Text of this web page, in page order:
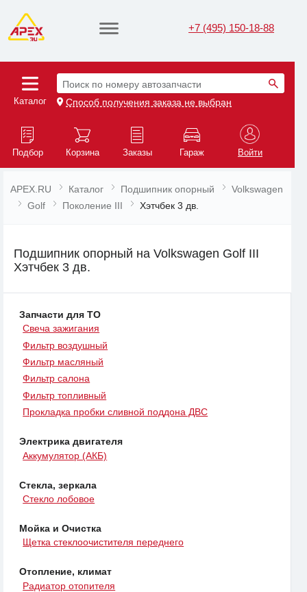
+7 (495) 150-18-88
Каталог
Поиск по номеру автозапчасти
Способ получения заказа не выбран
Подбор Корзина Заказы Гараж Войти
APEX.RU Каталог Подшипник опорный
Volkswagen
Golf
Поколение III Хэтчбек 3 дв.
Подшипник опорный на Volkswagen Golf III
Хэтчбек 3 дв.
Запчасти для ТО
Свеча зажигания
Фильтр воздушный
Фильтр масляный
Фильтр салона
Фильтр топливный
Прокладка пробки сливной поддона ДВС
Электрика двигателя
Аккумулятор (АКБ)
Стекла, зеркала
Стекло лобовое
Мойка и Очистка
Щетка стеклоочистителя переднего
Отопление, климат
Радиатор отопителя